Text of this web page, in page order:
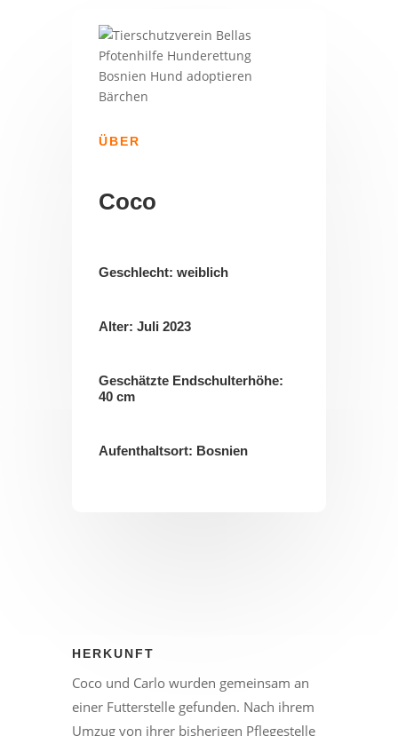
ÜBER
Coco
Geschlecht: weiblich
Alter: Juli 2023
Geschätzte Endschulterhöhe:
40 cm
Aufenthaltsort: Bosnien
HERKUNFT
Coco und Carlo wurden gemeinsam an
einer Futterstelle gefunden. Nach ihrem
Umzug von ihrer bisherigen Pflegestelle